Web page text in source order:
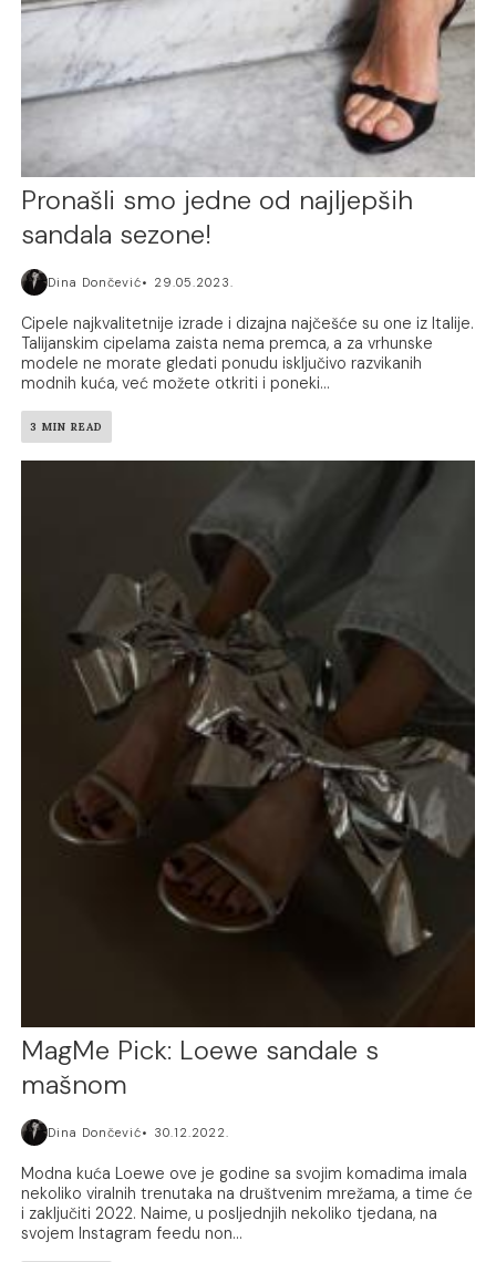
Pronašli smo jedne od najljepših
sandala sezone!
Dina Dončević 29.05.2023.
Cipele najkvalitetnije izrade i dizajna najčešće su one iz Italije.
Talijanskim cipelama zaista nema premca, a za vrhunske
modele ne morate gledati ponudu isključivo razvikanih
modnih kuća, već možete otkriti i poneki...
3 MIN READ
MagMe Pick: Loewe sandale s
mašnom
Dina Dončević 30.12.2022.
Modna kuća Loewe ove je godine sa svojim komadima imala
nekoliko viralnih trenutaka na društvenim mrežama, a time će
i zaključiti 2022. Naime, u posljednjih nekoliko tjedana, na
svojem Instagram feedu non...